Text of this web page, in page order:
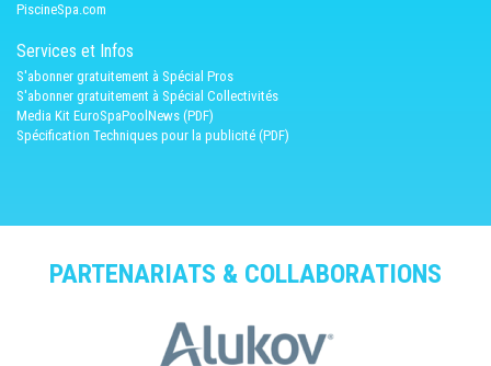
PiscineSpa.com
Services et Infos
S'abonner gratuitement à Spécial Pros
S'abonner gratuitement à Spécial Collectivités
Media Kit EuroSpaPoolNews (PDF)
Spécification Techniques pour la publicité (PDF)
PARTENARIATS & COLLABORATIONS